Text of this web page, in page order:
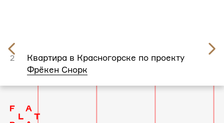
2
Квартира в Красногорске по проекту
Фрёкен Снорк
слайд